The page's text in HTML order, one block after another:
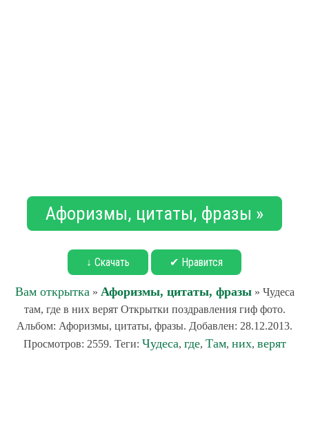
Афоризмы, цитаты, фразы »
↓ Скачать ✔ Нравится
Вам открытка » Афоризмы, цитаты, фразы» Чудеса
там, где в них верят Открытки поздравления гиф фото.
Альбом: Афоризмы, цитаты, фразы. Добавлен: 28.12.2013.
Просмотров: 2559. Теги: Чудеса, где, Там, них, верят